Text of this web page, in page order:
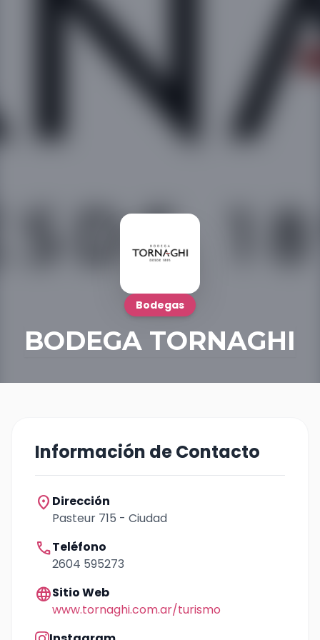
Bodegas
BODEGA TORNAGHI
Información de Contacto
location_on Dirección
Pasteur 715 - Ciudad
callTeléfono
2604 595273
languageSitio Web
www.tornaghi.com.ar/turismo